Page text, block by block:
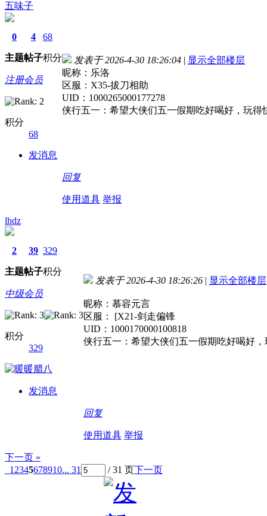
五味子
0
主题
4
帖子
68
积分
注册会员
积分
68
发消息
发表于 2026-4-30 18:26:04 | 显示全部楼层
昵称：乐洛
区服：X35-拔刀相助
UID：1000265000177278
侠行五一：希望大侠们五一假期吃好喝好，玩得
回复
使用道具 举报
lhdz
2
主题
39
帖子
329
积分
中级会员
积分
329
发消息
发表于 2026-4-30 18:26:26 | 显示全部楼层
昵称：慕容元言
区服： [X21-剑走偏锋
UID：1000170000100818
侠行五一：希望大侠们五一假期吃好喝好
回复
使用道具 举报
下一页 »
1 2345678910... 31 / 31 页下一页